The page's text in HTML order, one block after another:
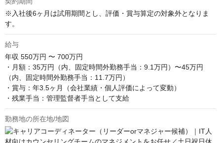
※入社後6ヶ月は試用期間とし、評価・賞与算定の対象外となりま
す。
給与
年収 550万円 〜 700万円
・月額：35万円（内、固定時間外勤務手当：9.1万円）〜45万円
（内、固定時間外勤務手当：11.7万円）
・賞与：年3.5ヶ月（会社業績・個人評価によって変動）
・残業手当：管理監督者手当として支給
勤務地の所在地/地図